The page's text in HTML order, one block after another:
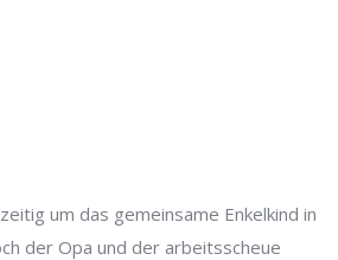
um das gemeinsame Enkelkind in
der Opa und der arbeitsscheue